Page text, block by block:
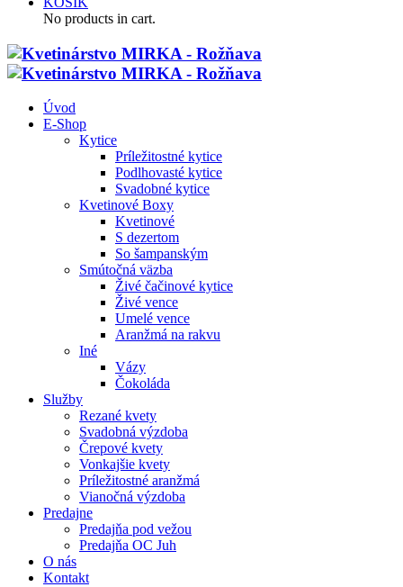
No products in cart.
Úvod
E-Shop
Kytice
Príležitostné kytice
Podlhovasté kytice
Svadobné kytice
Kvetinové Boxy
Kvetinové
S dezertom
So šampanským
Smútočná väzba
Živé čačinové kytice
Živé vence
Umelé vence
Aranžmá na rakvu
Iné
Vázy
Čokoláda
Služby
Rezané kvety
Svadobná výzdoba
Črepové kvety
Vonkajšie kvety
Príležitostné aranžmá
Vianočná výzdoba
Predajne
Predajňa pod vežou
Predajňa OC Juh
O nás
Kontakt